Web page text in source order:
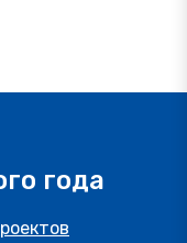
года